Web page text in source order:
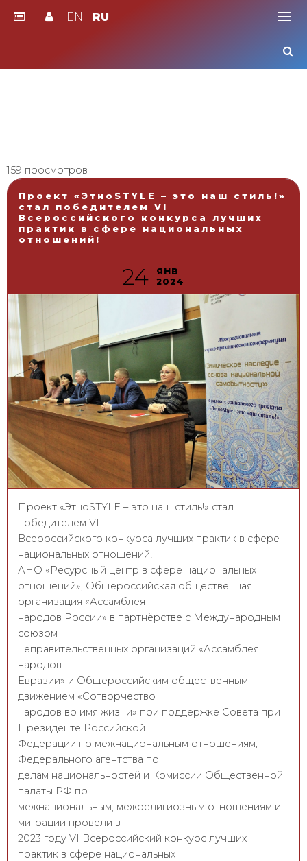
EN RU
159 просмотров
Проект «ЭтноSTYLE – это наш стиль!»
стал победителем VI
Всероссийского конкурса лучших
практик в сфере национальных
отношений!
24
ЯНВ
2024
Проект «ЭтноSTYLE – это наш стиль!» стал
победителем VI
Всероссийского конкурса лучших практик в сфере
национальных отношений!
АНО «Ресурсный центр в сфере национальных
отношений», Общероссийская общественная
организация «Ассамблея
народов России» в партнёрстве с Международным
союзом
неправительственных организаций «Ассамблея
народов
Евразии» и Общероссийским общественным
движением «Сотворчество
народов во имя жизни» при поддержке Совета при
Президенте Российской
Федерации по межнациональным отношениям,
Федерального агентства по
делам национальностей и Комиссии Общественной
палаты РФ по
межнациональным, межрелигиозным отношениям и
миграции провели в
2023 году VI Всероссийский конкурс лучших
практик в сфере национальных